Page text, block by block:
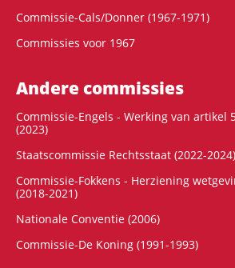
Commissie-Cals/Donner (1967-1971)
Commissies voor 1967
Andere commissies
Commissie-Engels - Werking van artikel
(2023)
Staatscommissie Rechtsstaat (2022-2024)
Commissie-Fokkens - Herziening
(2018-2021)
Nationale Conventie (2006)
Commissie-De Koning (1991-1993)